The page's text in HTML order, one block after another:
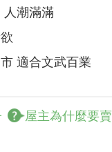
人潮滿滿
適合文武百業
屋主為什麼要賣